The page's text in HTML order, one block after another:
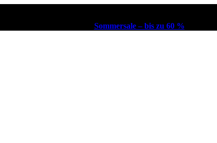
Sommersale – bis zu 60 %